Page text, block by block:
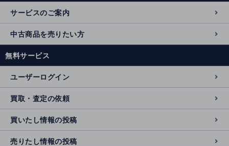
サービスのご案内
中古商品を売りたい方
無料サービス
ユーザーログイン
買取・査定の依頼
買いたし情報の投稿
売りたし情報の投稿